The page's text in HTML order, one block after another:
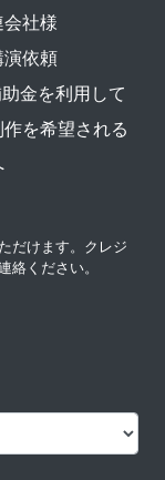
社様
演依頼
助金を利用して
を希望される
だけます。クレジ
絡ください。